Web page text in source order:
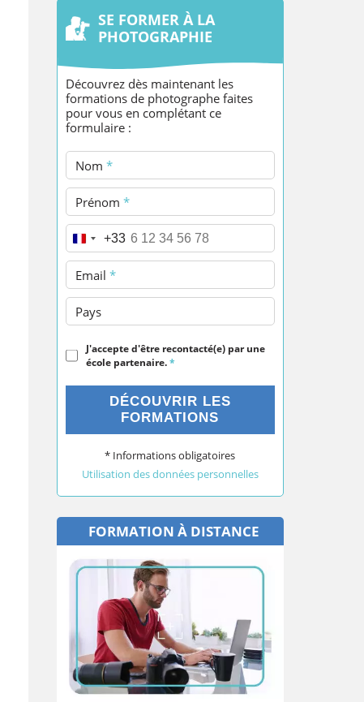
SE FORMER À LA
PHOTOGRAPHIE
Découvrez dès maintenant les
formations de photographe faites
pour vous en complétant ce
formulaire :
Nom *
Prénom *
Téléphone*
+33
Email *
Pays
J'accepte d'être recontacté(e) par une
école partenaire.*
DÉCOUVRIR LES
FORMATIONS
* Informations obligatoires
Utilisation des données personnelles
FORMATION À DISTANCE